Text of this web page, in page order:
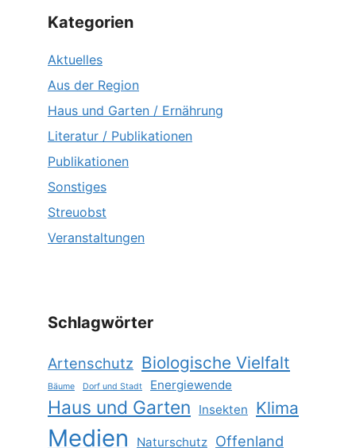
Kategorien
Aktuelles
Aus der Region
Haus und Garten / Ernährung
Literatur / Publikationen
Publikationen
Sonstiges
Streuobst
Veranstaltungen
Schlagwörter
Artenschutz Biologische Vielfalt
Bäume Dorf und Stadt Energiewende
Haus und Garten Insekten Klima
Medien Naturschutz Offenland